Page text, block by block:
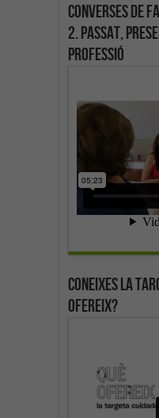
Converses de
2. Passat,
professió
Coneixes la
ofereix?